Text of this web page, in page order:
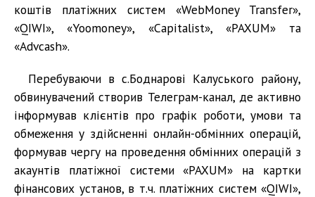
коштів платіжних систем «WebMoney Transfer»,
«QIWI», «Yoomoney», «Capitalist», «PAXUM» та
«Advcash».
Перебуваючи в с.Боднарові Калуського району,
обвинувачений створив Телеграм-канал, де активно
інформував клієнтів про графік роботи, умови та
обмеження у здійсненні онлайн-обмінних операцій,
формував чергу на проведення обмінних операцій з
акаунтів платіжної системи «PAXUM» на картки
фінансових установ, в т.ч. платіжних систем «QIWI»,